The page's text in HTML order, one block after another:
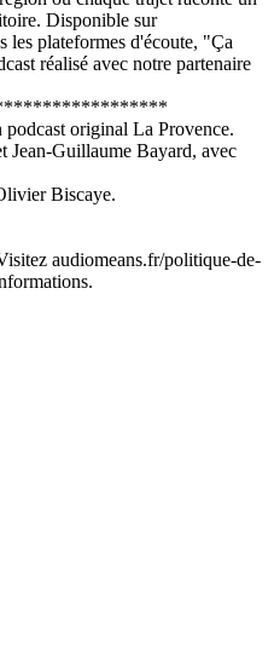
Disponible sur
les plateformes d'écoute, "Ça
réalisé avec notre partenaire
original La Provence.
Jean-Guillaume Bayard, avec
Biscaye.
audiomeans.fr/politique-de-